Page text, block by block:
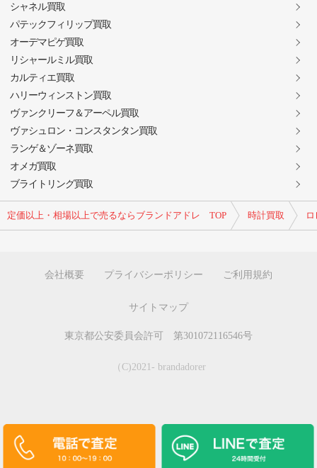
定価以上・相場以上で売るならブランドアドレ TOP 時計買取
シャネル買取
パテックフィリップ買取
オーデマピゲ買取
リシャールミル買取
カルティエ買取
ハリーウィンストン買取
ヴァンクリーフ＆アーペル買取
ヴァシュロン・コンスタンタン買取
ランゲ＆ゾーネ買取
オメガ買取
ブライトリング買取
会社概要 プライバシーポリシー ご利用規約
サイトマップ
東京都公安委員会許可 第301072116546号
（C)2021- brandadorer